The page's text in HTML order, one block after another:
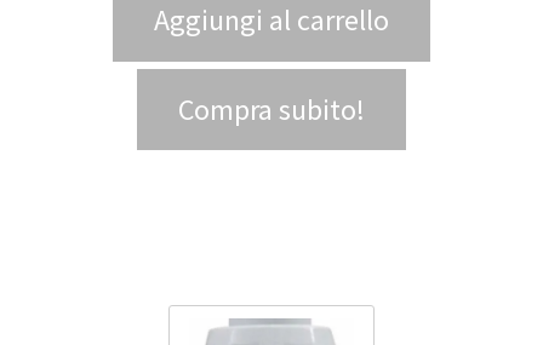
Aggiungi al carrello
Compra subito!